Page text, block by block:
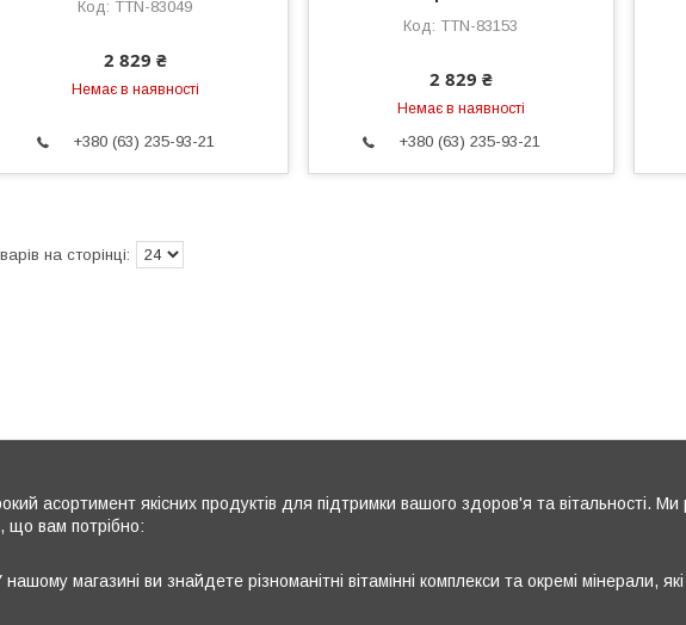
TTN-83049
2 829 ₴
Немає в наявності
+380 (63) 235-93-21
TTN-83153
2 829 ₴
Немає в наявності
+380 (63) 235-93-21
асортимент якісних продуктів для підтримки вашого здоров'я та вітальності.
що вам потрібно:
магазині ви знайдете різноманітні вітамінні комплекси та окремі мінерали,